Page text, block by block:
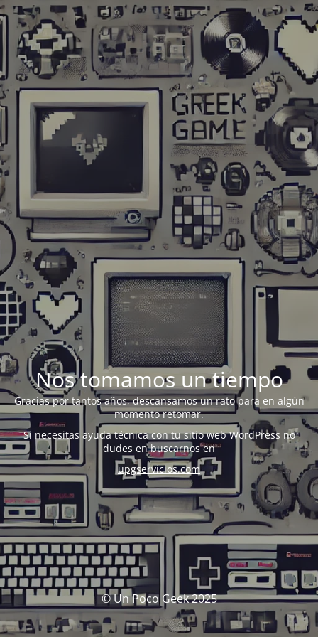
Nos tomamos un tiempo
Gracias por tantos años, descansamos un rato para en algún
momento retomar.
Si necesitas ayuda técnica con tu sitio web WordPress no
dudes en buscarnos en
upgservicios.com
© Un Poco Geek 2025